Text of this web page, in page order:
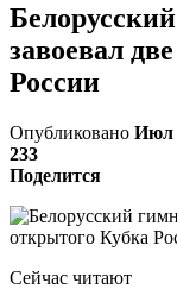
завоевал
России
Опубликовано Июл
233
Поделится
Сейчас читают